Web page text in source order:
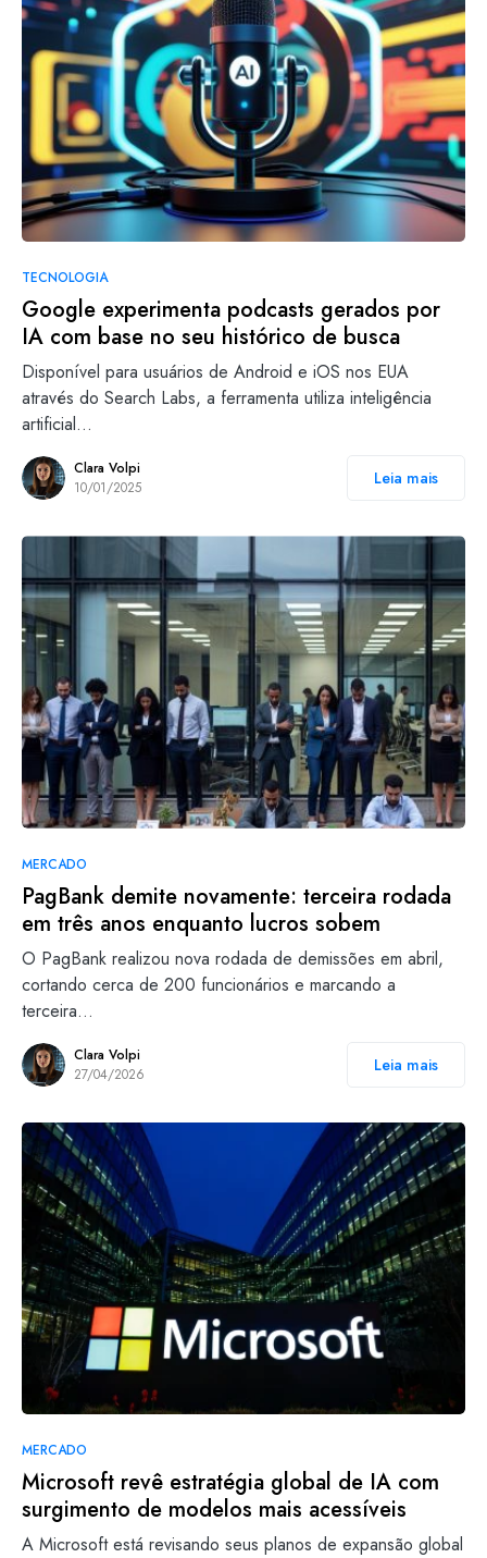
TECNOLOGIA
Google experimenta podcasts gerados por
IA com base no seu histórico de busca
Disponível para usuários de Android e iOS nos EUA
através do Search Labs, a ferramenta utiliza inteligência
artificial…
Clara Volpi
10/01/2025
Leia mais
MERCADO
PagBank demite novamente: terceira rodada
em três anos enquanto lucros sobem
O PagBank realizou nova rodada de demissões em abril,
cortando cerca de 200 funcionários e marcando a
terceira…
Clara Volpi
27/04/2026
Leia mais
MERCADO
Microsoft revê estratégia global de IA com
surgimento de modelos mais acessíveis
A Microsoft está revisando seus planos de expansão global